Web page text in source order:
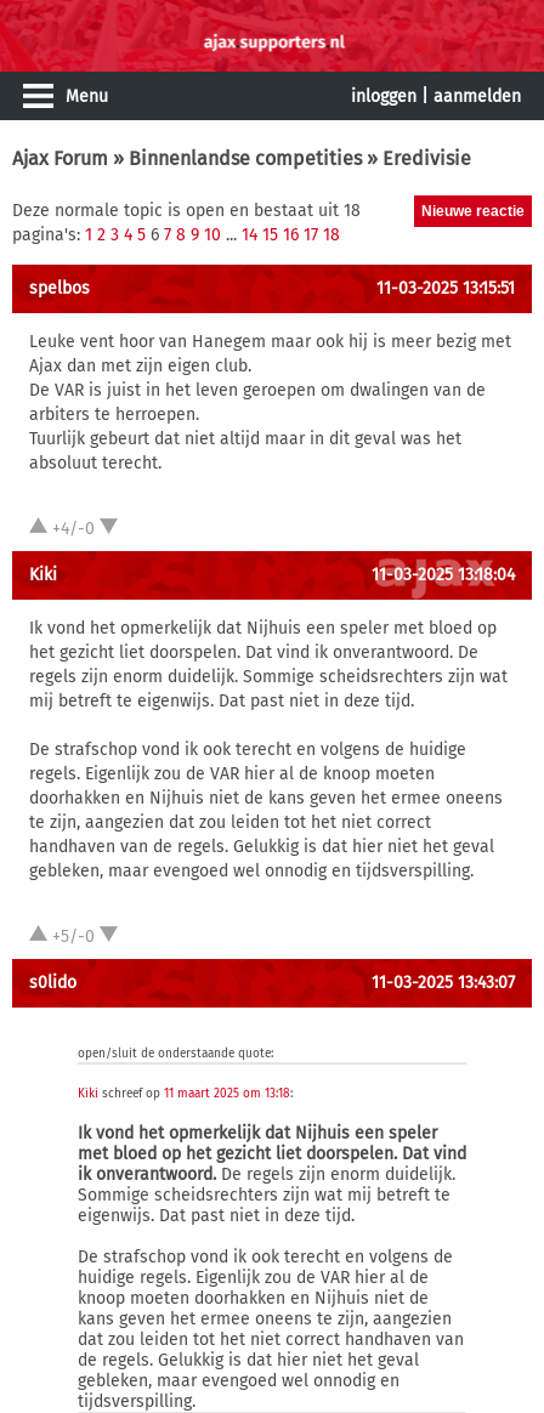
Menu inloggen aanmelden
Ajax Forum » Binnenlandse competities» Eredivisie
Deze normale topic is open en bestaat uit 18
pagina's: 1 2 3 4 5 6 7 8 9 10 ... 14 15 16 17 18
spelbos 11-03-2025 13:15:51
Leuke vent hoor van Hanegem maar ook hij is meer bezig met
Ajax dan met zijn eigen club.
De VAR is juist in het leven geroepen om dwalingen van de
arbiters te herroepen.
Tuurlijk gebeurt dat niet altijd maar in dit geval was het
absoluut terecht.
+4/-0
Kiki 11-03-2025 13:18:04
Ik vond het opmerkelijk dat Nijhuis een speler met bloed op
het gezicht liet doorspelen. Dat vind ik onverantwoord. De
regels zijn enorm duidelijk. Sommige scheidsrechters zijn wat
mij betreft te eigenwijs. Dat past niet in deze tijd.
De strafschop vond ik ook terecht en volgens de huidige
regels. Eigenlijk zou de VAR hier al de knoop moeten
doorhakken en Nijhuis niet de kans geven het ermee oneens
te zijn, aangezien dat zou leiden tot het niet correct
handhaven van de regels. Gelukkig is dat hier niet het geval
gebleken, maar evengoed wel onnodig en tijdsverspilling.
+5/-0
s0lido 11-03-2025 13:43:07
open/sluit de onderstaande quote:
Kiki schreef op 11 maart 2025 om 13:18:
Ik vond het opmerkelijk dat Nijhuis een speler
met bloed op het gezicht liet doorspelen. Dat vind
ik onverantwoord.De regels zijn enorm duidelijk.
Sommige scheidsrechters zijn wat mij betreft te
eigenwijs. Dat past niet in deze tijd.
De strafschop vond ik ook terecht en volgens de
huidige regels. Eigenlijk zou de VAR hier al de
knoop moeten doorhakken en Nijhuis niet de
kans geven het ermee oneens te zijn, aangezien
dat zou leiden tot het niet correct handhaven van
de regels. Gelukkig is dat hier niet het geval
gebleken, maar evengoed wel onnodig en
tijdsverspilling.